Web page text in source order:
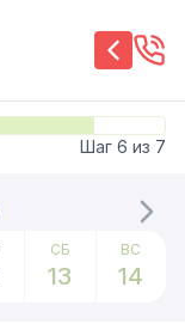
Шаг 6 из 7
СБ
13
ВС
14